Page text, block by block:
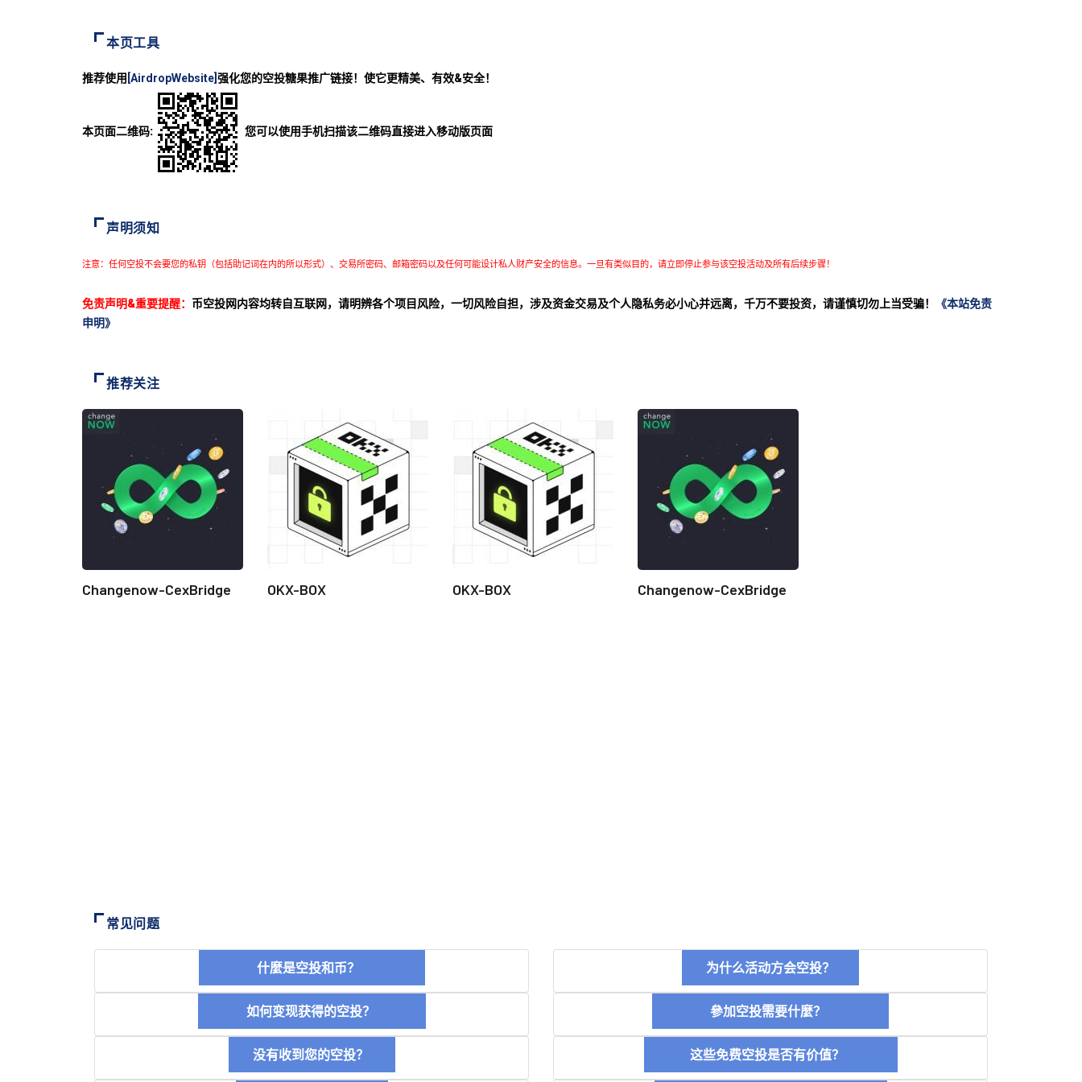
本页工具
推荐使用 [AirdropWebsite] 强化您的空投糖果推广链接！使它更精美、有效&安全！
本页面二维码: 您可以使用手机扫描该二维码直接进入移动版页面
声明须知
注意：任何空投不会要您的私钥（包括助记词在内的所以形式）、交易所密码、邮箱密码以及任何可能设计私人财产安全的信息。一旦有类似目的，请立即停止参与该空投活动及所有后续步骤！
免责声明&重要提醒： 币空投网内容均转自互联网，请明辨各个项目风险，一切风险自担，涉及资金交易及个人隐私务必小心并远离，千万不要投资，请谨慎切勿上当受骗！
《本站免责
申明》
推荐关注
Changenow-CexBridge OKX-BOX OKX-BOX Changenow-CexBridge
常见问题
什麼是空投和币？ 为什么活动方会空投？
如何变现获得的空投？ 參加空投需要什麼？
没有收到您的空投？ 这些免费空投是否有价值？